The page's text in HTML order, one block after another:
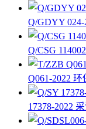
Q/GDYY
Q/CSG
Q061-2022
17378-2022